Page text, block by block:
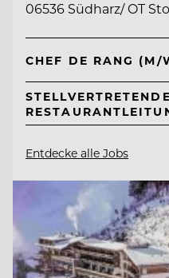
06536 Südharz/ OT
CHEF DE RANG (M/
STELLVERTRETENDE
Entdecke alle Jobs